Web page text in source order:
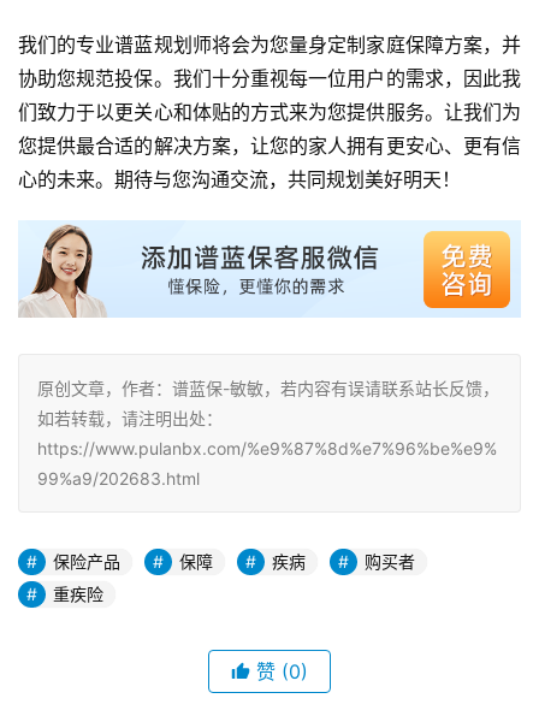
我们的专业谱蓝规划师将会为您量身定制家庭保障方案，并
协助您规范投保。我们十分重视每一位用户的需求，因此我
们致力于以更关心和体贴的方式来为您提供服务。让我们为
您提供最合适的解决方案，让您的家人拥有更安心、更有信
心的未来。期待与您沟通交流，共同规划美好明天！
原创文章，作者：谱蓝保-敏敏，若内容有误请联系站长反馈，
如若转载，请注明出处：
https://www.pulanbx.com/%e9%87%8d%e7%96%be%e9%
99%a9/202683.html
保险产品 保障 疾病
购买者
重疾险
赞 (0)